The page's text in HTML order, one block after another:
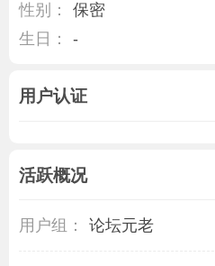
性别：
保密
生日：
-
用户认证
活跃概况
用户组： 论坛元老